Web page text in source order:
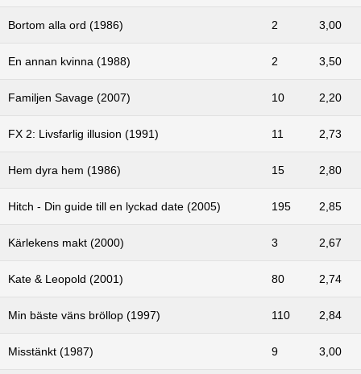
Bortom alla ord (1986) 2 3,00
En annan kvinna (1988) 2 3,50
Familjen Savage (2007) 10 2,20
FX 2: Livsfarlig illusion (1991) 11 2,73
Hem dyra hem (1986) 15 2,80
Hitch - Din guide till en lyckad date (2005) 195 2,85
Kärlekens makt (2000) 3 2,67
Kate & Leopold (2001) 80 2,74
Min bäste väns bröllop (1997) 110 2,84
Misstänkt (1987) 9 3,00